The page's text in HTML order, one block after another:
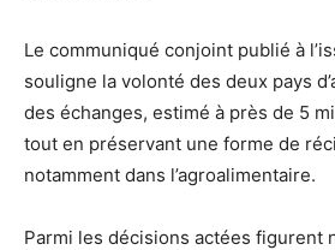
Le communiqué conjoint publié à
souligne la volonté des deux pays
des échanges, estimé à près de 5
tout en préservant une forme de
notamment dans l’agroalimentaire.
Parmi les décisions actées figurent